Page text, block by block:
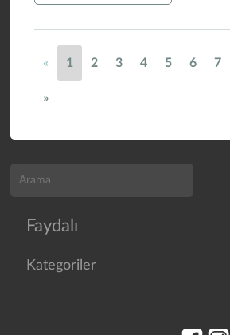
« 1 2 3 4 5 6 7
»
Faydalı
Kategoriler